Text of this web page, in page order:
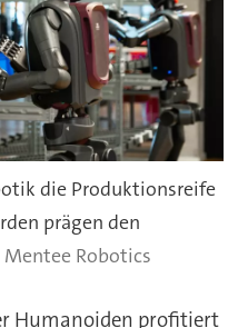
die Produktionsreife
prägen den
Mentee Robotics
Humanoiden profitiert